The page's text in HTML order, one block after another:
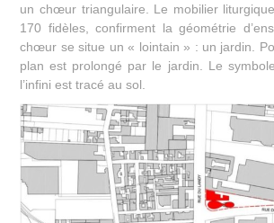
un chœur triangulaire. Le mobilier
170 fidèles, confirment la géométrie
chœur se situe un « lointain » : un jardin.
plan est prolongé par le jardin. Le
l’infini est tracé au sol.